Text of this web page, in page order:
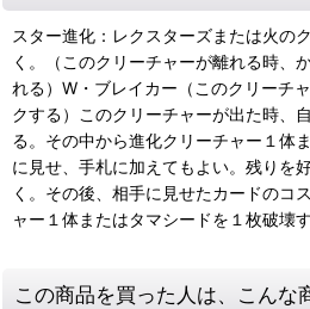
スター進化：レクスターズまたは火の
く。（このクリーチャーが離れる時、
れる）W・ブレイカー（このクリーチ
クする）このクリーチャーが出た時、
る。その中から進化クリーチャー１体
に見せ、手札に加えてもよい。残りを
く。その後、相手に見せたカードのコ
ャー１体またはタマシードを１枚破壊す
この商品を買った人は、こんな